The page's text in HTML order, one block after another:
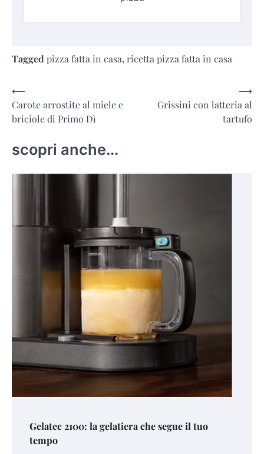
Tagged pizza fatta in casa, ricetta pizza fatta in casa
Navigazione
articoli
⟵
Carote arrostite al miele e
briciole di Primo Dì
Grissini con latteria al
tartufo
⟶
scopri anche...
Gelatec 2100: la gelatiera che segue il tuo
tempo